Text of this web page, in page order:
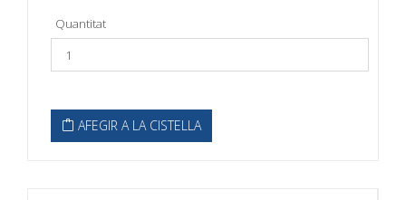
Quantitat
AFEGIR A LA CISTELLA